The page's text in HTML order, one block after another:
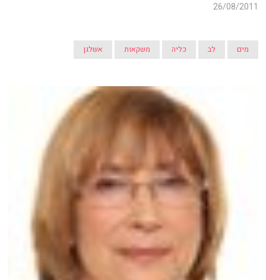
26/08/2011
מים לב כליה משקאות אשלגן